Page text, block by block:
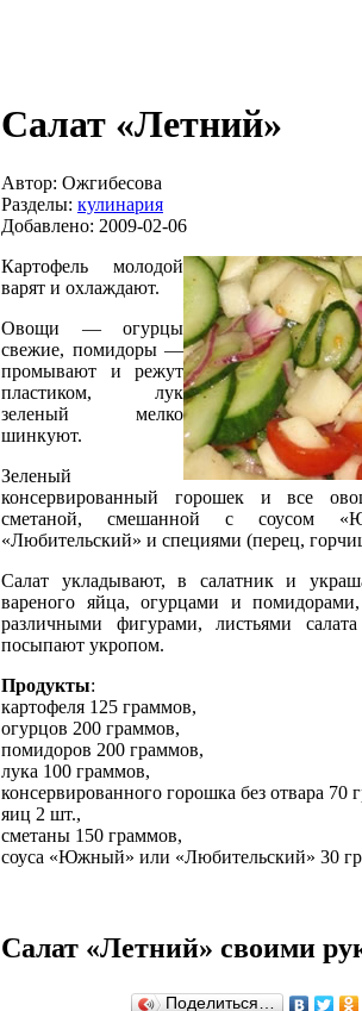
Салат «Летний»
Автор: Ожгибесова
Разделы: кулинария
Добавлено: 2009-02-06
Картофель молодой
варят и охлаждают.
Овощи — огурцы
свежие, помидоры —
промывают и режут
пластиком, лук
зеленый мелко
шинкуют.
Зеленый
консервированный горошек и все
сметаной, смешанной с соусом
«Любительский» и специями (перец,
Салат укладывают, в салатник и
вареного яйца, огурцами и
различными фигурами, листьями
посыпают укропом.
Продукты:
картофеля 125 граммов,
огурцов 200 граммов,
помидоров 200 граммов,
лука 100 граммов,
консервированного горошка без отвара 70
яиц 2 шт.,
сметаны 150 граммов,
соуса «Южный» или «Любительский» 30
Салат «Летний» своими
Поделиться…